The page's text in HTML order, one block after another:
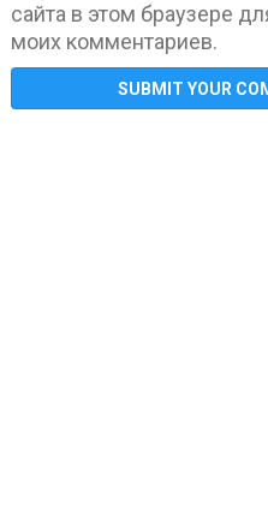
сайта в этом браузере
моих комментариев.